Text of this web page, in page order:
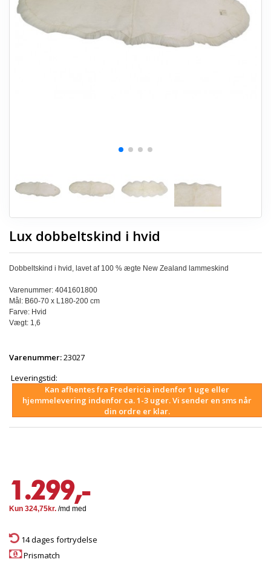
+
LAMPER
+
HAVEMØBLER
Lux dobbeltskind i hvid
Dobbeltskind i hvid, lavet af 100 % ægte New Zealand lammeskind
Varenummer: 4041601800
Mål: B60-70 x L180-200 cm
Farve: Hvid
Vægt: 1,6
Varenummer:23027
Leveringstid:
Kan afhentes fra Fredericia indenfor 1 uge eller
hjemmelevering indenfor ca. 1-3 uger. Vi sender en sms når
din ordre er klar.
1.299,-
14 dages fortrydelse
Prismatch